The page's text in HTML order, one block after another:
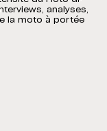
analyses,
la moto à portée